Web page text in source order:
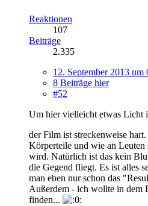
Reaktionen
107
Beiträge
2.335
12. September 2013 um
8 Beiträge hier
#52
Um hier vielleicht etwas Licht
der Film ist streckenweise
Körperteile und wie an Leuten
wird. Natürlich ist das kein
die Gegend fliegt. Es ist alles
man eben nur schon das
Außerdem - ich wollte in dem
finden...